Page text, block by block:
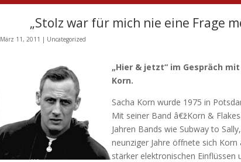
„Stolz war für mich nie eine Frage
März 11, 2011 | Uncategorized
„Hier & jetzt“ im Gespräch
Korn.
Sacha Korn wurde 1975 in
Mit seiner Band â€žKorn &
Jahren Bands wie Subway to
neunziger Jahre öffnete sich
stärker elektronischen Einflüssen